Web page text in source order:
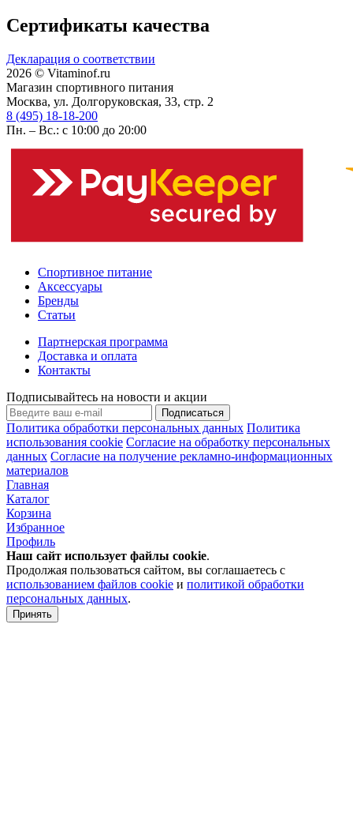
Сертификаты качества
Декларация о соответствии
2026 © Vitaminof.ru
Магазин спортивного питания
Москва, ул. Долгоруковская, 33, стр. 2
8 (495) 18-18-200
Пн. – Вс.: с 10:00 до 20:00
Спортивное питание
Аксессуары
Бренды
Статьи
Партнерская программа
Доставка и оплата
Контакты
Подписывайтесь на новости и акции
Подписаться
Политика обработки персональных данных Политика
использования cookie Согласие на обработку персональных
данных Согласие на получение рекламно-информационных
материалов
Главная
Каталог
Корзина
Избранное
Профиль
Наш сайт использует файлы cookie.
Продолжая пользоваться сайтом, вы соглашаетесь с
использованием файлов cookie и политикой обработки
персональных данных.
Принять